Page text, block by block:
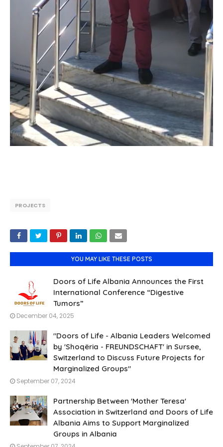
PROJECTS
YOU MAY LIKE THESE POSTS
Doors of Life Albania Announces the First
International Conference “Digestive
Tumors”
December 04, 2025
"Doors of Life - Albania Leaders Welcomed
by 'Shoqëria - FREUNDSCHAFT' in Sursee,
Switzerland to Discuss Future Projects for
Marginalized Groups"
September 07, 2024
Partnership Between 'Mother Teresa'
Association in Switzerland and Doors of Life
Albania Aims to Support Marginalized
Groups in Albania